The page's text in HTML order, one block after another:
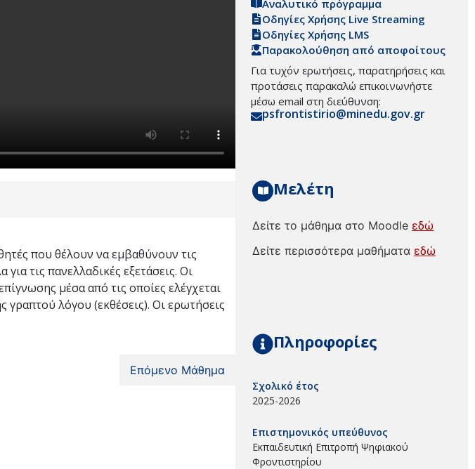
που θέλουν να εμβαθύνουν τις
τις πανελλαδικές εξετάσεις. Οι
μέσα από τις οποίες ελέγχεται
γραπτού λόγου (εκθέσεις). Οι ερωτήσεις
Επόμενο Μάθημα
Αναλυτικό πρόγραμμα
Οδηγίες Χρήσης Live Streaming
Οδηγίες Χρήσης LMS
Παρακολούθηση από αποφοίτους
Για τυχόν ερωτήσεις, παρατηρήσεις και
προτάσεις παρακαλώ επικοινωνήστε
μέσω email στη διεύθυνση:
psfrontistirio@minedu.gov.gr
Μελέτη
Δείτε το μάθημα στο Moodle εδώ
Δείτε περισσότερα μαθήματα εδώ
Πληροφορίες
Σχολικό έτος
2025-2026
Επιστημονικός υπεύθυνος
Εκπαιδευτική Επιτροπή Ψηφιακού
Φροντιστηρίου